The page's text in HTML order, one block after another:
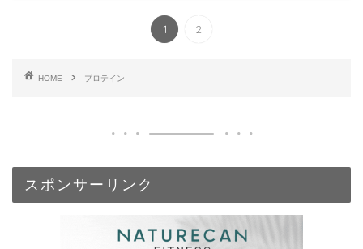
1 2
HOME プロテイン
スポンサーリンク